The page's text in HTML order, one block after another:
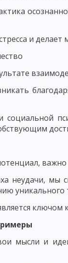
ДИДАКТИКИ
ОСНОВНЫЕ
И НАВЫКОВ
ВАЛЬДОРФСКАЯ
УЧЕБНОГО
и
социальной
неудачи, мы
уникального
ключом к
мысли и